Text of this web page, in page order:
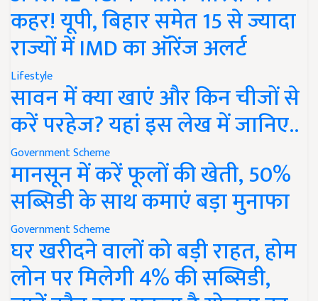
कहर! यूपी, बिहार समेत 15 से ज्यादा
राज्यों में IMD का ऑरेंज अलर्ट
Lifestyle
सावन में क्या खाएं और किन चीजों से
करें परहेज? यहां इस लेख में जानिए..
Government Scheme
मानसून में करें फूलों की खेती, 50%
सब्सिडी के साथ कमाएं बड़ा मुनाफा
Government Scheme
घर खरीदने वालों को बड़ी राहत, होम
लोन पर मिलेगी 4% की सब्सिडी,